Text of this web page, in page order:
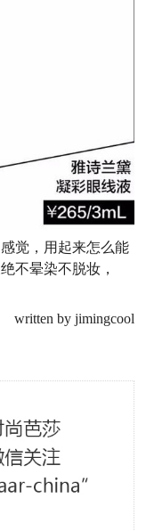
觉，用起来怎么能
不晕染不脱妆，
written by jimingcool